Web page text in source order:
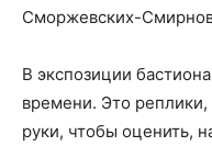
Сморжевских-
В экспозиции
времени. Это
руки, чтобы оценить,